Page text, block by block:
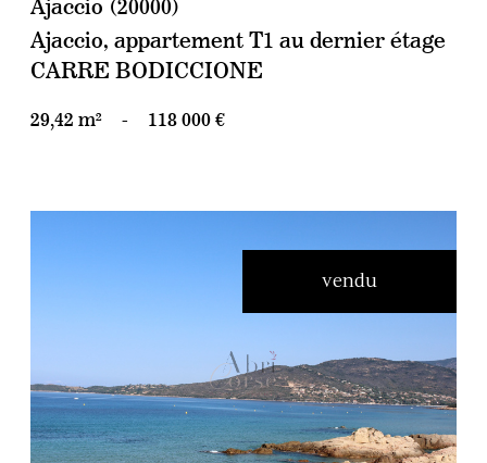
Ajaccio (20000)
Ajaccio, appartement T1 au dernier étage
CARRE BODICCIONE
29,42 m² - 118 000 €
vendu
voir le bien